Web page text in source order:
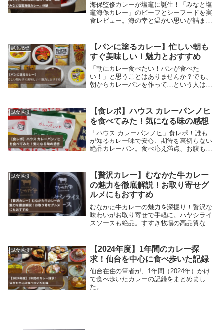
海保監修カレーが塩竈に誕生！「みなと塩
竈海保カレー」のビーフとシーフードを実
食レビュー。海の幸と温かい思いが詰まっ
試食感想
【パンに塗るカレー】忙しい朝も
すぐ美味しい！魅力とおすすめ
「朝にカレー食べたい！パンが食べた
い！」と思うことはありませんか？でも、
朝からカレーパンを作って…という人はい
ーは、その名の通り、パンに塗るだけでカ
レーパンのような...
試食感想
【食レポ】ハウス カレーパンノヒ
を食べてみた！気になる味の感想
「ハウス カレーパンノヒ」食レポ！誰も
が知るカレー味で安心、期待を裏切らない
絶品カレーパン。食べ応え満点、お腹も心
試食感想
【贅沢カレー】むなかた牛カレー
の魅力を徹底解説！お取り寄せグ
ルメにもおすすめ
むなかた牛カレーの魅力を深掘り！贅沢な
味わいがお取り寄せで手軽に。ハヤシライ
スソースも絶品。すすき牧場の高品質な牛
試食感想
【2024年度】1年間のカレー探
求！仙台を中心に食べ歩いた記録
仙台在住の筆者が、1年間（2024年）かけ
て食べ歩いたカレーの記録をまとめまし
た。